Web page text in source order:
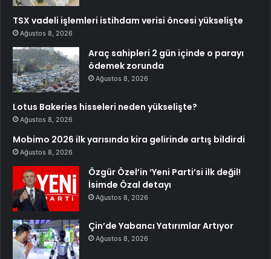
TSX vadeli işlemleri istihdam verisi öncesi yükselişte
Ağustos 8, 2026
Araç sahipleri 2 gün içinde o parayı
ödemek zorunda
Ağustos 8, 2026
Lotus Bakeries hisseleri neden yükselişte?
Ağustos 8, 2026
Mobimo 2026 ilk yarısında kira gelirinde artış bildirdi
Ağustos 8, 2026
Özgür Özel’in ‘Yeni Parti’si ilk değil!
İsimde Özal detayı
Ağustos 8, 2026
Çin’de Yabancı Yatırımlar Artıyor
Ağustos 8, 2026